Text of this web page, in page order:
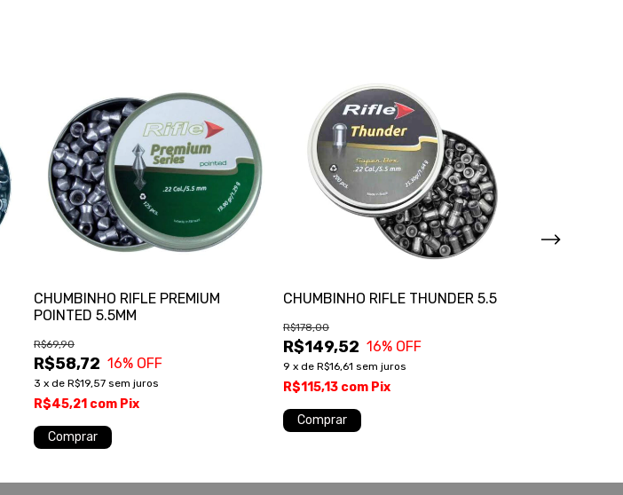
CHUMBINHO RIFLE PREMIUM
POINTED 5.5MM
R$58,72
R$69,90
16% OFF
3 x de R$19,57 sem juros
R$45,21 com Pix
CHUMBINHO RIFLE THUNDER 5.5
R$149,52
R$178,00
16% OFF
9 x de R$16,61 sem juros
R$115,13 com Pix